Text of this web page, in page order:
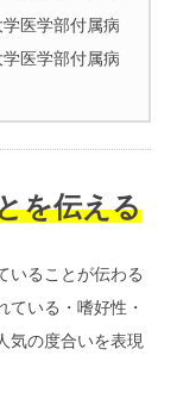
医学部付属病
医学部付属病
を伝える
いることが伝わる
ている・嗜好性・
気の度合いを表現